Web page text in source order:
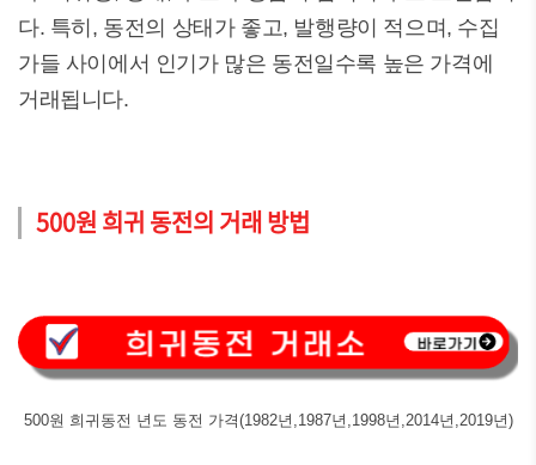
다. 특히, 동전의 상태가 좋고, 발행량이 적으며, 수집
가들 사이에서 인기가 많은 동전일수록 높은 가격에
거래됩니다.
500원 희귀 동전의 거래 방법
500원 희귀동전 년도 동전 가격(1982년,1987년,1998년,2014년,2019년)